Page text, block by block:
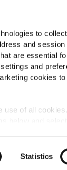
to
and
are essential
and
cookies
of all
of the page.
Statistics
Raízes
Foods Limited | All